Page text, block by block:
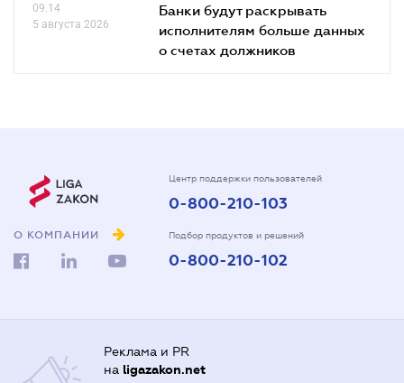
09.14
5 августа 2026
Банки будут раскрывать
исполнителям больше данных
о счетах должников
О КОМПАНИИ
Центр поддержки пользователей
0-800-210-103
Подбор продуктов и решений
0-800-210-102
Реклама и PR
на ligazakon.net